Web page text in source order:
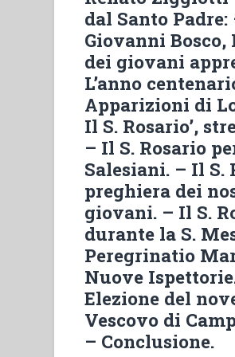
con
sette
brevi
sopra
in
forma
della
Via
Crucis”
dal Santo Padre:
Giovanni Bosco,
dei giovani
L’anno
Apparizioni di
Il S. Rosario’,
– Il S. Rosario
Salesiani. – Il S.
preghiera dei
giovani. – Il S.
durante la S.
Peregrinatio
Nuove
Elezione del
Vescovo di
– Conclusione.